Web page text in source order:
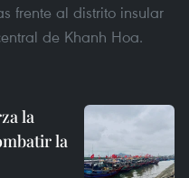
frente al distrito insular
de Khanh Hoa.
la
la